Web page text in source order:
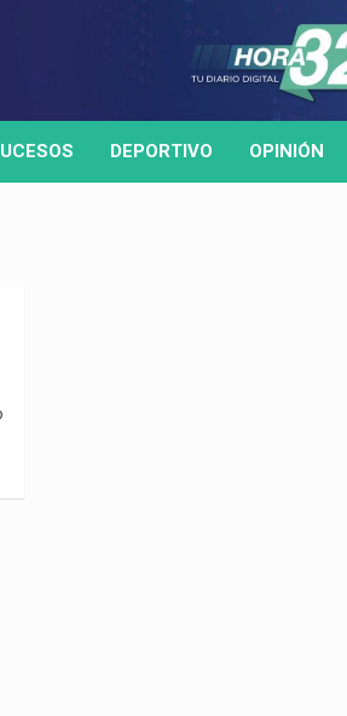
DEPORTIVO OPINIÓN